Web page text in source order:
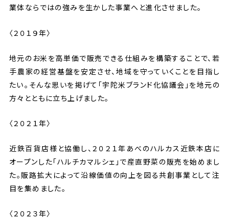
業体ならではの強みを生かした事業へと進化させました。
〈２０１９年〉
地元のお米を高単価で販売できる仕組みを構築することで、若
手農家の経営基盤を安定させ、地域を守っていくことを目指し
たい――。そんな思いを掲げて「宇陀米ブランド化協議会」を地元の
方々とともに立ち上げました。
〈２０２１年〉
近鉄百貨店様と協働し、２０２１年あべのハルカス近鉄本店に
オープンした「ハルチカマルシェ」で産直野菜の販売を始めまし
た。販路拡大によって沿線価値の向上を図る共創事業として注
目を集めました。
〈２０２３年〉